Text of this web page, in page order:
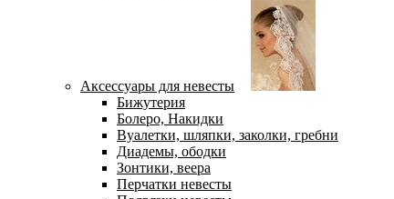
Аксессуары для невесты
Бижутерия
Болеро, Накидки
Вуалетки, шляпки, заколки, гребни
Диадемы, ободки
Зонтики, веера
Перчатки невесты